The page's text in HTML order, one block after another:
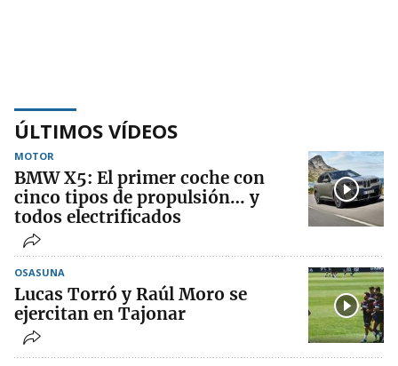
ÚLTIMOS VÍDEOS
MOTOR
BMW X5: El primer coche con
cinco tipos de propulsión… y
todos electrificados
OSASUNA
Lucas Torró y Raúl Moro se
ejercitan en Tajonar